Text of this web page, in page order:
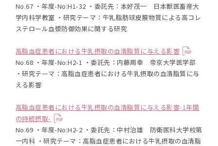
No.67 ・年度-No:H1-32 ・委託先：本好茂一 日本獣医畜産大
学内科学教室 ・研究テーマ：牛乳脂肪球皮膜物質による高コレ
ステロール血漿防御効果に関する研究
高脂血症患者における牛乳摂取の血清脂質に与える影響
No.68 ・年度-No:H2-1 ・委託先：内藤周幸 帝京大学医学部
・研究テーマ：高脂血症患者における牛乳摂取の血清脂質に与
える影響
高脂血症患者における牛乳摂取の血清脂質に与える影響-1年間
の持続摂取-
No.69 ・年度-No:H2-2 ・委託先：中村治雄 防衛医科大学校第
一内科 ・研究テーマ：高脂血症患者における牛乳摂取の血清脂